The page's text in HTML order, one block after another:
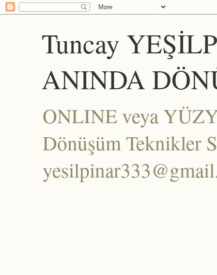
Tuncay
ANINDA
ONLINE veya
Dönüşüm Teknikler